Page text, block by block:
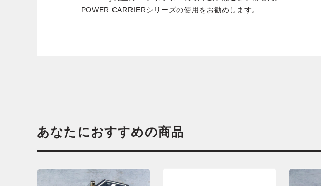
POWER CARRIERシリーズの使用をお勧めします。
あなたにおすすめの商品